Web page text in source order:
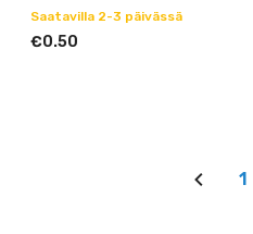
Saatavilla 2-3 päivässä
€0.50
1